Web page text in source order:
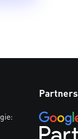
Partners